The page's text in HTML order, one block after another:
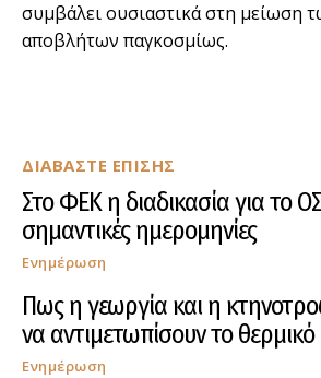
ΔΙΑΒΑΣΤΕ ΕΠΙΣΗΣ
Στο ΦΕΚ η διαδικασία για το
σημαντικές ημερομηνίες
Ενημέρωση
Πως η γεωργία και η
να αντιμετωπίσουν το
Ενημέρωση
συμβάλει ουσιαστικά στη μείωση
αποβλήτων παγκοσμίως.